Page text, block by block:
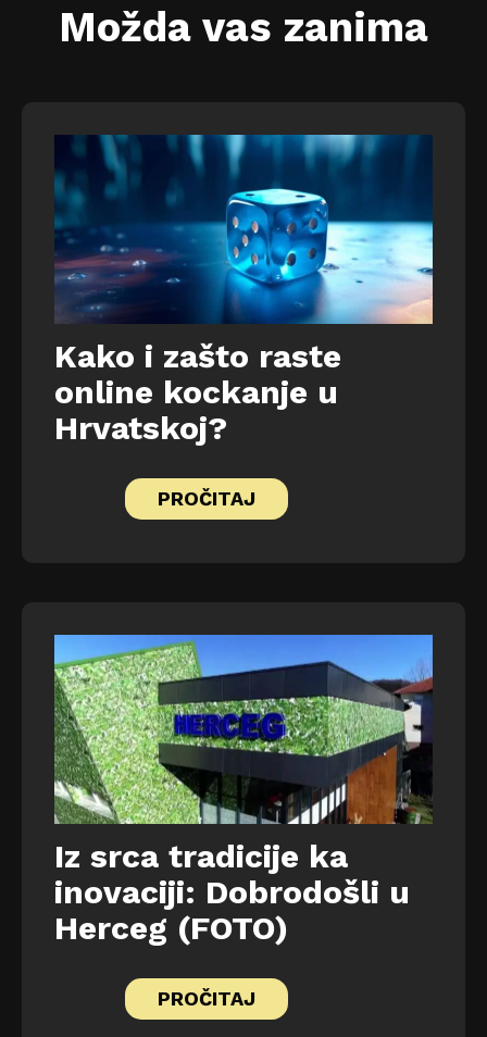
Možda vas zanima
Kako i zašto raste
online kockanje u
Hrvatskoj?
PROČITAJ
Iz srca tradicije ka
inovaciji: Dobrodošli u
Herceg (FOTO)
PROČITAJ